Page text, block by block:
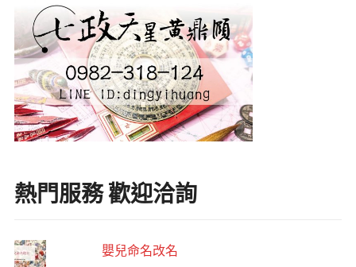
熱門服務 歡迎洽詢
嬰兒命名改名